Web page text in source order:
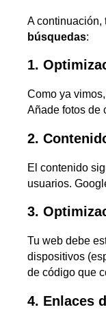
A continuación,
búsquedas:
1.
Como ya
Añade fotos de
2.
El contenido
usuarios.
3.
Tu web debe
dispositivos
de código que
4. Enlaces